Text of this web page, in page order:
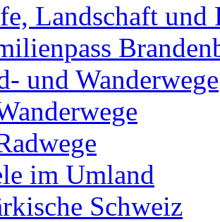
Landschaft und
und Wanderwege
im Umland
Schweiz